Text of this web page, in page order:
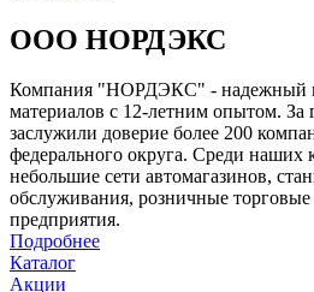
ООО НОРДЭКС
Компания "НОРДЭКС" - надежный
материалов с 12-летним опытом.
заслужили доверие более 200
федерального округа. Среди наших
небольшие сети автомагазинов,
обслуживания, розничные
предприятия.
Подробнее
Каталог
Акции